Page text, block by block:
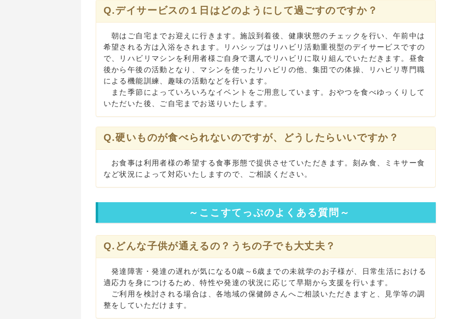
Q.デイサービスの１日はどのようにして過ごすのですか？
朝はご自宅までお迎えに行きます。施設到着後、健康状態のチェックを行い、午前中は
希望される方は入浴をされます。リハシップはリハビリ活動重視型のデイサービスですの
で、リハビリマシンを利用者様ご自身で選んでリハビリに取り組んでいただきます。昼食
後から午後の活動となり、マシンを使ったリハビリの他、集団での体操、リハビリ専門職
による機能訓練、趣味の活動などを行います。
また季節によっていろいろなイベントをご用意しています。おやつを食べゆっくりして
いただいた後、ご自宅までお送りいたします。
Q.硬いものが食べられないのですが、どうしたらいいですか？
お食事は利用者様の希望する食事形態で提供させていただきます。刻み食、ミキサー食
など状況によって対応いたしますので、ご相談ください。
～ここすてっぷのよくある質問～
Q.どんな子供が通えるの？うちの子でも大丈夫？
発達障害・発達の遅れが気になる0歳～6歳までの未就学のお子様が、日常生活における
適応力を身につけるため、特性や発達の状況に応じて早期から支援を行います。
ご利用を検討される場合は、各地域の保健師さんへご相談いただきますと、見学等の調
整をしていただけます。